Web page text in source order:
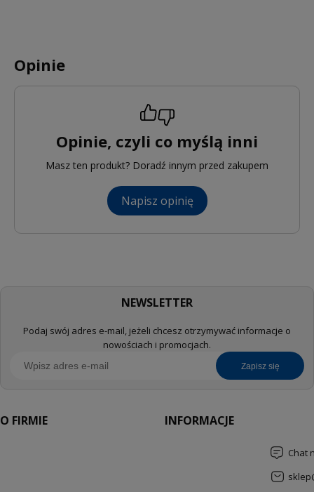
Opinie
Opinie, czyli co myślą inni
Masz ten produkt? Doradź innym przed zakupem
Napisz opinię
NEWSLETTER
Podaj swój adres e-mail, jeżeli chcesz otrzymywać informacje o
nowościach i promocjach.
zapisz się
O FIRMIE INFORMACJE
Chat